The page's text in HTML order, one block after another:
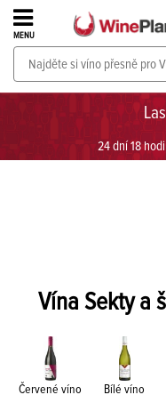
24 dní 18
MENU
PROSECCO v
Vína Sekty a
Červené víno Bílé víno